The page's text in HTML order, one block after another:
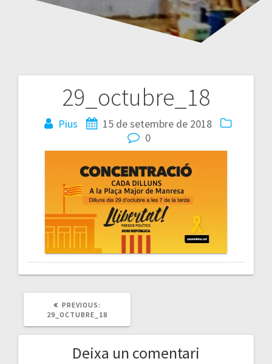
29_octubre_18
Pius
15 de setembre de 2018
0
Navegació
d'entrades
PREVIOUS:
POST:
29_OCTUBRE_18
Deixa un comentari